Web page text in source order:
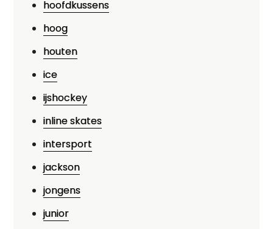
hoofdkussens
hoog
houten
ice
ijshockey
inline skates
intersport
jackson
jongens
junior